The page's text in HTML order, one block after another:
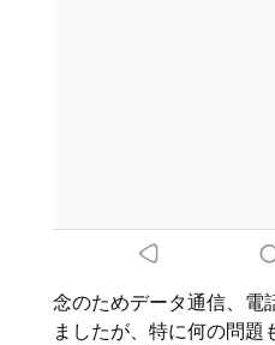
念のためデータ通信、電
ましたが、特に何の問題